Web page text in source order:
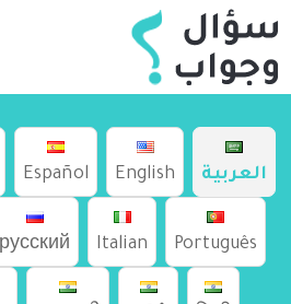
العربية English
Español
Português
Italian
русский